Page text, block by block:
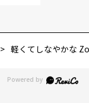
軽くてしなやかな